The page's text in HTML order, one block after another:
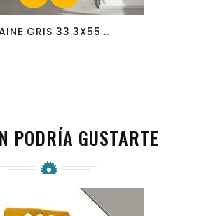
GRIS 33.3X55...
PODRÍA GUSTARTE